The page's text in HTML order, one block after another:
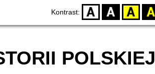
Kontrast: D BW YB BY
POLSKIEJ